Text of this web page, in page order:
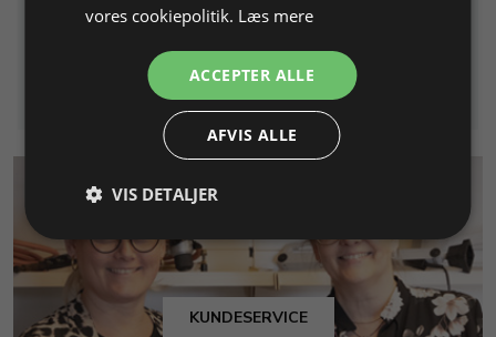
539,00 DKK
Læg i kurv
97,50 DKK
KUNDESERVICE
vores cookiepolitik. Læs mere
ACCEPTER ALLE
AFVIS ALLE
VIS DETALJER